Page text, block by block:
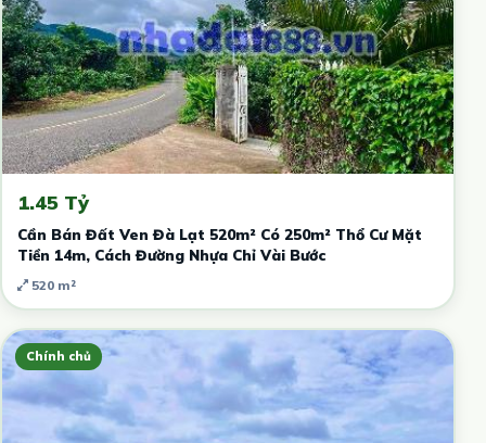
1.45 Tỷ
Cần Bán Đất Ven Đà Lạt 520m² Có 250m² Thổ Cư Mặt
Tiền 14m, Cách Đường Nhựa Chỉ Vài Bước
520 m²
Chính chủ